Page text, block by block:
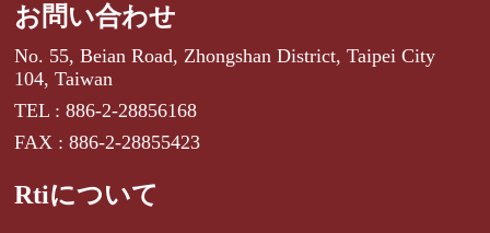
お問い合わせ
No. 55, Beian Road, Zhongshan District, Taipei City
104, Taiwan
TEL : 886-2-28856168
FAX : 886-2-28855423
Rtiについて